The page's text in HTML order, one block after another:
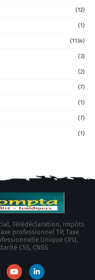
(12)
(1)
(1134)
(3)
(2)
(7)
(1)
(7)
(1)
Télédéclaration, Impôts
professionnel TP, Taxe
Unique CPU,
CSS, CNSS